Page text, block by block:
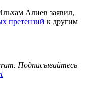
Алиев заявил,
претензий к другим
Подписывайтесь